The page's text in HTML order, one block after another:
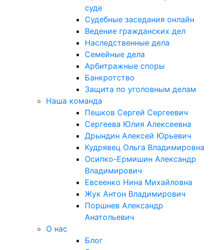
суде
Судебные заседания онлайн
Ведение гражданских дел
Наследственные дела
Семейные дела
Арбитражные споры
Банкротство
Защита по уголовным делам
Наша команда
Пешков Сергей Сергеевич
Сергеева Юлия Алексеевна
Дрындин Алексей Юрьевич
Кудрявец Ольга Владимировна
Осипко-Ермишин Александр
Владимирович
Евсеенко Нина Михайловна
Жук Антон Владимирович
Поршнев Александр
Анатольевич
О нас
Блог